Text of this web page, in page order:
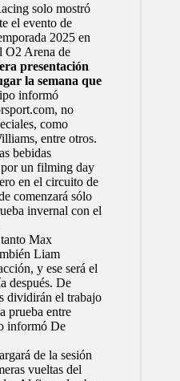
solo mostró
el evento de
2025 en
O2 Arena de
presentación
la semana que
informó
no
como
, entre otros.
bebidas
un filming day
en el circuito de
comenzará sólo
invernal con el
Max
Liam
y ese será el
después. De
dividirán el trabajo
prueba entre
informó De
de la sesión
vueltas del